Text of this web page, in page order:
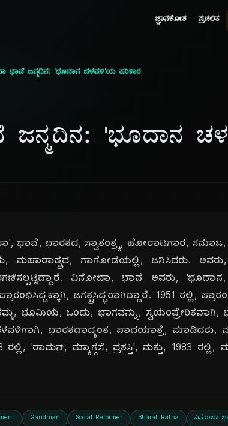
ಜ್ಞಾನಕೋಶ ಪ್ರಚಲಿತ
ಭಾವೆ ಜನ್ಮದಿನ: 'ಭೂದಾನ ಚಳವಳಿ'ಯ ಹರಿಕಾರ
'ಭೂದಾನ
ಭಾರತದ, ಸ್ವಾತಂತ್ರ್ಯ, ಹೋರಾಟಗಾರ, ಸಮಾಜ,
ಮಹಾರಾಷ್ಟ್ರದ, ಗಾಗೋಡೆಯಲ್ಲಿ, ಜನಿಸಿದರು.
ವಿನೋಬಾ, ಭಾವೆ ಅವರು, 'ಭೂದಾನ,
ಜಗತ್ಪ್ರಸಿದ್ಧರಾಗಿದ್ದಾರೆ. 1951 ರಲ್ಲಿ,
ಭೂಮಿಯ, ಒಂದು, ಭಾಗವನ್ನು,
ಭಾರತದಾದ್ಯಂತ, ಪಾದಯಾತ್ರೆ, ಮಾಡಿದರು,
ರಲ್ಲಿ, 'ರಾಮನ್, ಮ್ಯಾಗ್ಸೆಸೆ, ಪ್ರಶಸ್ತಿ', ಮತ್ತು, 1983 ರಲ್ಲಿ,
Gandhian Social Reformer Bharat Ratna ವಿನೋಬಾ